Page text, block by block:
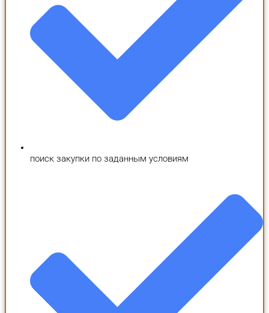
поиск закупки по заданным условиям